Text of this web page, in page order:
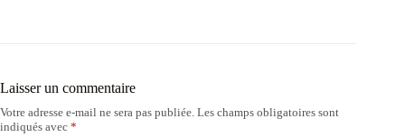
Laisser un commentaire
Votre adresse e-mail ne sera pas publiée. Les champs obligatoires sont
indiqués avec *